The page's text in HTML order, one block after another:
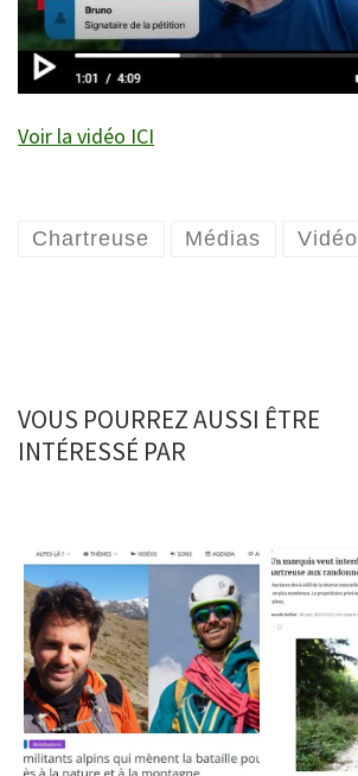
Voir la vidéo ICI
Chartreuse Médias Vidéo
VOUS POURREZ AUSSI ÊTRE
INTÉRESSÉ PAR